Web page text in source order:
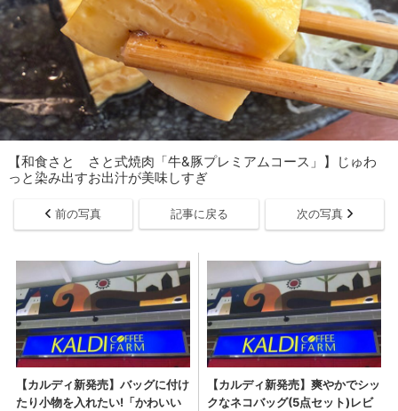
【和食さと さと式焼肉「牛&豚プレミアムコース」】じゅわ
っと染み出すお出汁が美味しすぎ
前の写真 記事に戻る 次の写真